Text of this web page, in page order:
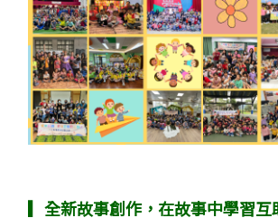
▎全新故事創作，在故事中學習